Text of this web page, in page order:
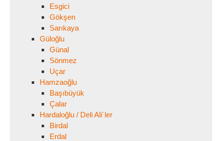
Esgici
Gökşen
Sarıkaya
Güloğlu
Günal
Sönmez
Uçar
Hamzaoğlu
Başıbüyük
Çalar
Hardaloğlu / Deli Ali´ler
Birdal
Erdal